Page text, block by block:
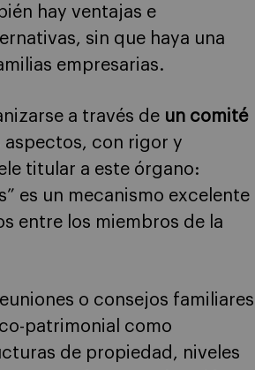
hay ventajas e
sin que haya una
empresarias.
a través de un comité
con rigor y
titular a este órgano:
es un mecanismo excelente
entre los miembros de la
o consejos familiares
patrimonial como
de propiedad, niveles